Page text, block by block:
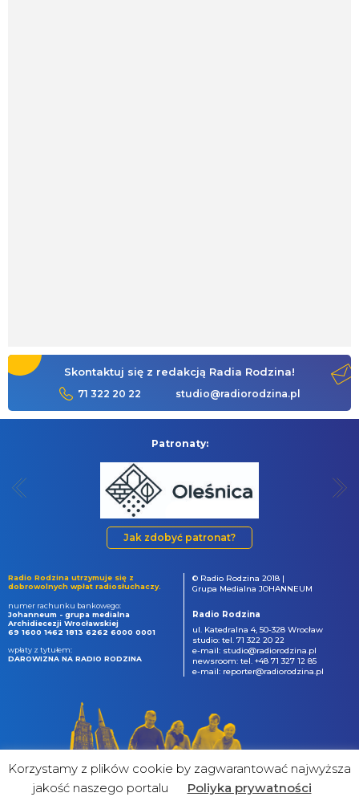
Skontaktuj się z redakcją Radia Rodzina!
71 322 20 22 studio@radiorodzina.pl
Patronaty:
Jak zdobyć patronat?
Radio Rodzina utrzymuje się z
dobrowolnych wpłat radiosłuchaczy.
numer rachunku bankowego:
Johanneum - grupa medialna
Archidiecezji Wrocławskiej
69 1600 1462 1813 6262 6000 0001
wpłaty z tytułem:
DAROWIZNA NA RADIO RODZINA
© Radio Rodzina 2018 |
Grupa Medialna JOHANNEUM
Radio Rodzina
ul. Katedralna 4, 50-328 Wrocław
studio: tel. 71 322 20 22
e-mail: studio@radiorodzina.pl
newsroom: tel. +48 71 327 12 85
e-mail: reporter@radiorodzina.pl
Korzystamy z plików cookie by zagwarantować najwyższa
jakość naszego portalu
Poliyka prywatności